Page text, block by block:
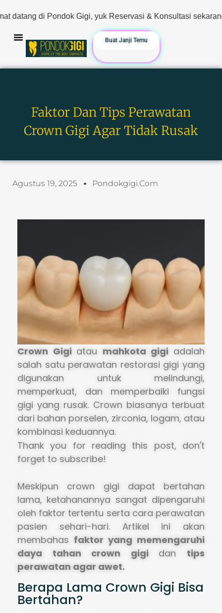
yuk Reservasi & Konsultasi sekarang. Hanya Klik Button
Buat Janji Temu
Faktor Dan Tips Perawatan
Crown Gigi Agar Tidak Rusak
Agustus 19, 2025 Pondokgigi.com
Crown Gigi atau mahkota gigi adalah
salah satu perawatan restorasi gigi yang
digunakan untuk melindungi,
memperkuat, dan memperbaiki fungsi
gigi yang rusak. Crown biasanya terbuat
dari bahan porselen, zirconia, logam, atau
kombinasi keduannya.
Thank you for reading this post, don't
forget to subscribe!
Meskipun crown gigi dapat bertahan
lama, ketahanannya sangat dipengaruhi
oleh faktor tertentu serta cara perawatan
pasien sehari-hari. Artikel ini akan
membahas faktor yang memengaruhi
daya tahan crown gigi dan tips
perawatan agar awet.
Berapa Lama Crown Gigi Bisa
Bertahan?